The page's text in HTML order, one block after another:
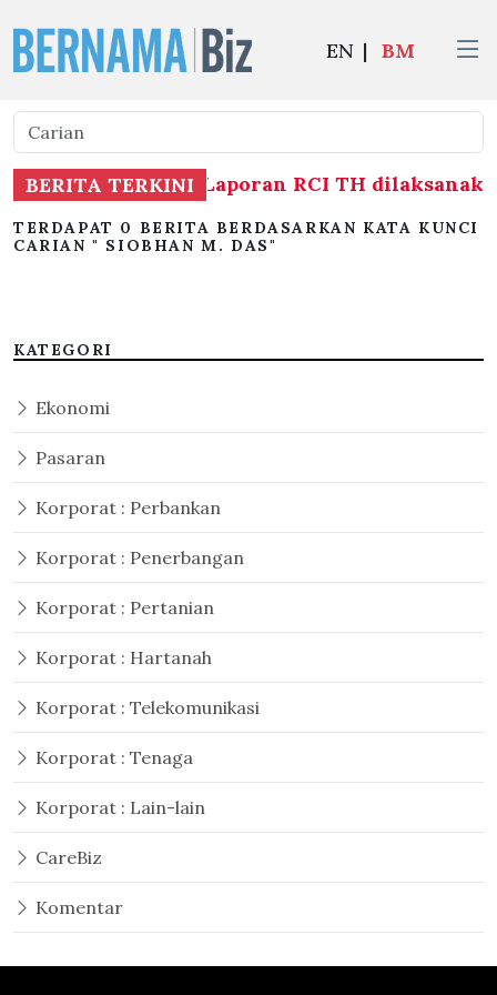
EN | BM
BERITA TERKINI
berhubung Laporan RCI TH
TERDAPAT 0 BERITA BERDASARKAN KATA KUNCI
CARIAN " SIOBHAN M. DAS"
KATEGORI
Ekonomi
Pasaran
Korporat : Perbankan
Korporat : Penerbangan
Korporat : Pertanian
Korporat : Hartanah
Korporat : Telekomunikasi
Korporat : Tenaga
Korporat : Lain-lain
CareBiz
Komentar